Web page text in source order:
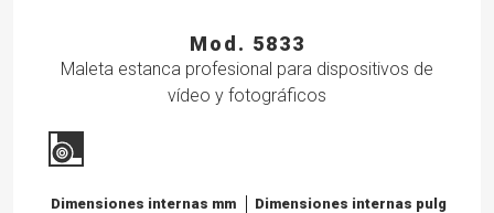
Mod. 5833
Maleta estanca profesional para dispositivos de
vídeo y fotográficos
Dimensiones internas mm
Dimensiones internas pulg